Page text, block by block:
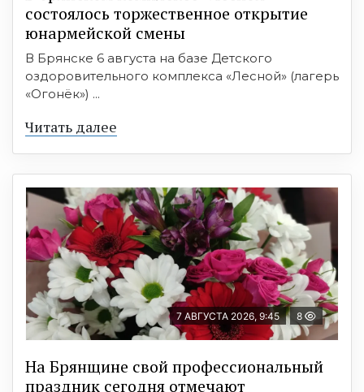
состоялось торжественное открытие
юнармейской смены
В Брянске 6 августа на базе Детского
оздоровительного комплекса «Лесной» (лагерь
«Огонёк») ...
Читать далее
7 АВГУСТА 2026, 9:45 8
На Брянщине свой профессиональный
праздник сегодня отмечают